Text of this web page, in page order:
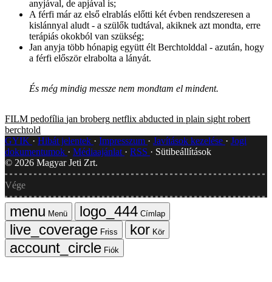
anyjával, de apjával is;
A férfi már az első elrablás előtti két évben rendszeresen a
kislánnyal aludt - a szülők tudtával, akiknek azt mondta, erre
terápiás okokból van szükség;
Jan anyja több hónapig együtt élt Berchtolddal - azután, hogy
a férfi először elrabolta a lányát.
És még mindig messze nem mondtam el mindent.
FILM pedofília jan broberg netflix abducted in plain sight robert
berchtold
GYIK
Hibát jelentek Impresszum Javítások kezelése
Jogi
dokumentumok
Médiaajánlat RSS
Sütibeállítások
© 2026 Magyar Jeti Zrt.
Vége
Menü
Címlap
Friss
Kör
Fiók